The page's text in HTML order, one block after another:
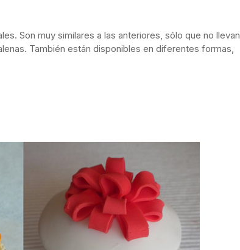
Son muy similares a las anteriores, sólo que no llevan
También están disponibles en diferentes formas,